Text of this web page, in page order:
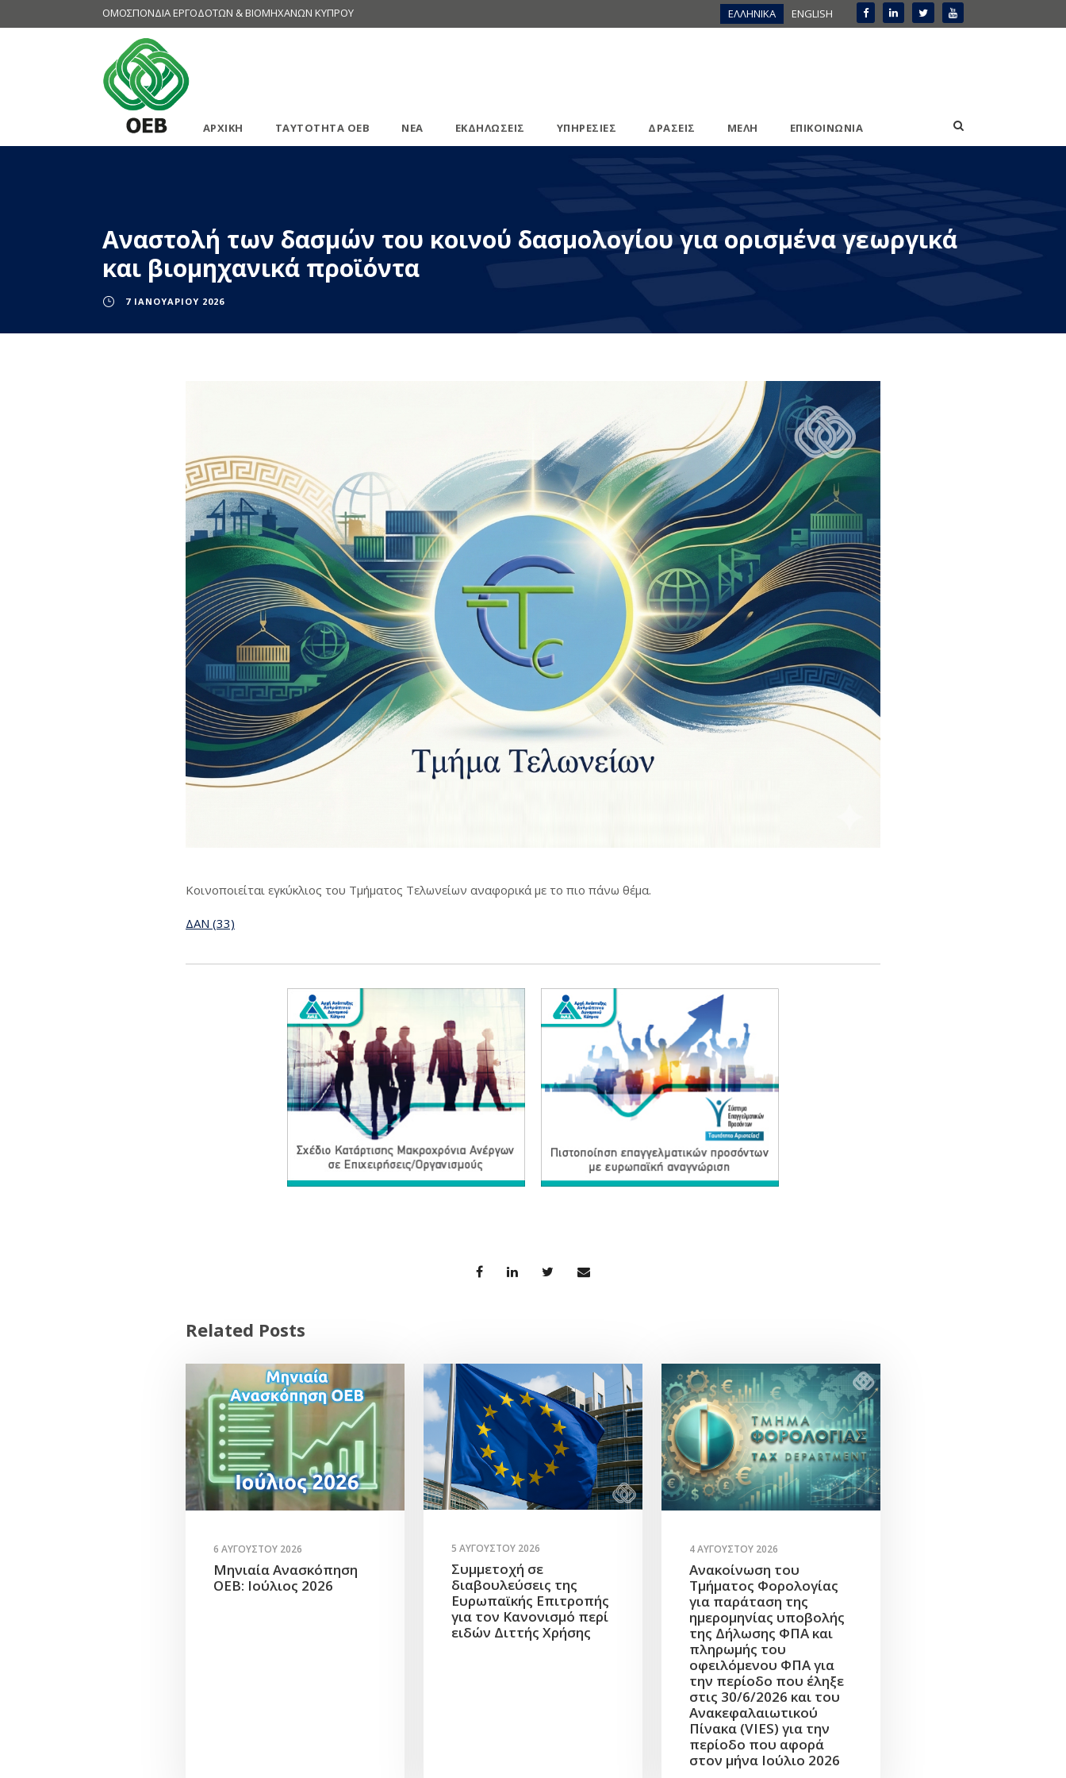
ΟΜΟΣΠΟΝΔΙΑ ΕΡΓΟΔΟΤΩΝ & ΒΙΟΜΗΧΑΝΩΝ ΚΥΠΡΟΥ ΕΛΛΗΝΙΚΑ ENGLISH
ΑΡΧΙΚΗ ΤΑΥΤΟΤΗΤΑ ΟΕΒ ΝΕΑ ΕΚΔΗΛΩΣΕΙΣ ΥΠΗΡΕΣΙΕΣ ΔΡΑΣΕΙΣ ΜΕΛΗ ΕΠΙΚΟΙΝΩΝΙΑ
Αναστολή των δασμών του κοινού δασμολογίου για ορισμένα γεωργικά
και βιομηχανικά προϊόντα
7 ΙΑΝΟΥΑΡΊΟΥ 2026
Κοινοποιείται εγκύκλιος του Τμήματος Τελωνείων αναφορικά με το πιο πάνω θέμα.
ΔΑΝ (33)
Related Posts
6 ΑΥΓΟΎΣΤΟΥ 2026
Μηνιαία Ανασκόπηση
ΟΕΒ: Ιούλιος 2026
5 ΑΥΓΟΎΣΤΟΥ 2026
Συμμετοχή σε
διαβουλεύσεις της
Ευρωπαϊκής Επιτροπής
για τον Κανονισμό περί
ειδών Διττής Χρήσης
4 ΑΥΓΟΎΣΤΟΥ 2026
Ανακοίνωση του
Τμήματος Φορολογίας
για παράταση της
ημερομηνίας υποβολής
της Δήλωσης ΦΠΑ και
πληρωμής του
οφειλόμενου ΦΠΑ για
την περίοδο που έληξε
στις 30/6/2026 και του
Ανακεφαλαιωτικού
Πίνακα (VIES) για την
περίοδο που αφορά
στον μήνα Ιούλιο 2026